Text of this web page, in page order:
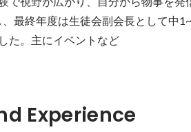
最終年度は生徒会副会長として中
た。主にイベントなど